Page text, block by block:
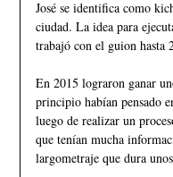
José se identifica como
ciudad. La idea para
trabajó con el guion hasta
En 2015 lograron ganar
principio habían pensado
luego de realizar un
que tenían mucha
largometraje que dura